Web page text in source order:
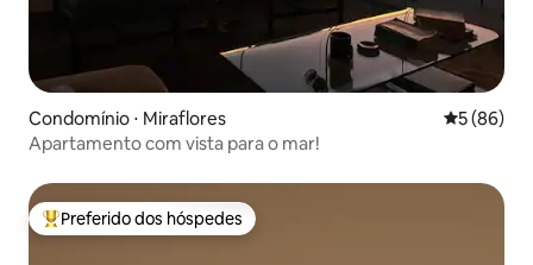
Condomínio ⋅ Miraflores 5 de uma
5 (86)
Apartamento com vista para o mar!
Entre os melhores preferidos dos hóspedes
Preferido dos hóspedes